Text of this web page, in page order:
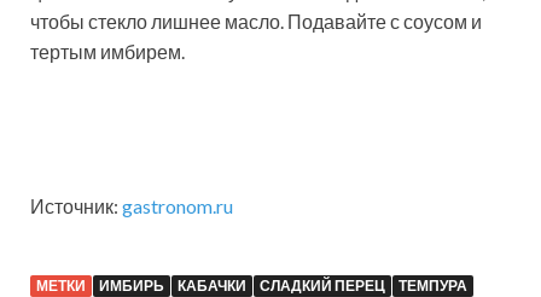
чтобы стекло лишнее масло. Подавайте с соусом и
тертым имбирем.
Источник: gastronom.ru
МЕТКИ ИМБИРЬ КАБАЧКИ СЛАДКИЙ ПЕРЕЦ ТЕМПУРА